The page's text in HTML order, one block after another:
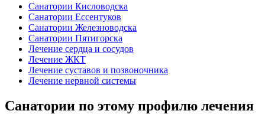
Санатории Кисловодска
Санатории Ессентуков
Санатории Железноводска
Санатории Пятигорска
Лечение сердца и сосудов
Лечение ЖКТ
Лечение суставов и позвоночника
Лечение нервной системы
Санатории по этому профилю лечения